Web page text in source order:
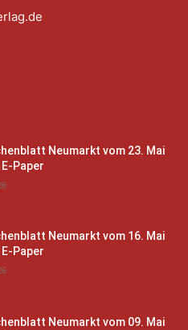
Neumarkt vom 23. Mai
Paper
Neumarkt vom 16. Mai
Paper
Neumarkt vom 09. Mai